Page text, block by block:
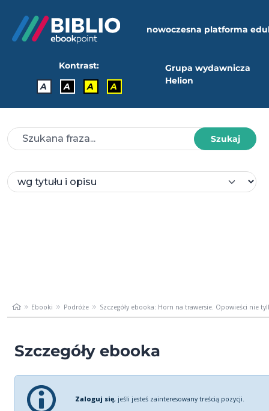
nowoczesna platforma
Kontrast:
A
A A A
Grupa wydawnicza
Helion
Szukaj
Ebooki Podróże Szczegóły ebooka: Horn na trawersie. Opowieści nie
Szczegóły ebooka
Zaloguj się, jeśli jesteś zainteresowany treścią pozycji.